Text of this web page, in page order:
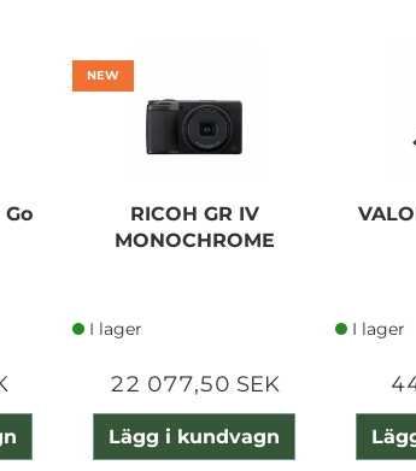
NEW
RICOH GR IV
MONOCHROME
I lager
22 077,50 SEK
Lägg i kundvagn
I lager